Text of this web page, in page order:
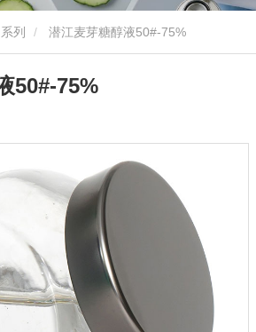
列 潜江麦芽糖醇液50#-75%
50#-75%